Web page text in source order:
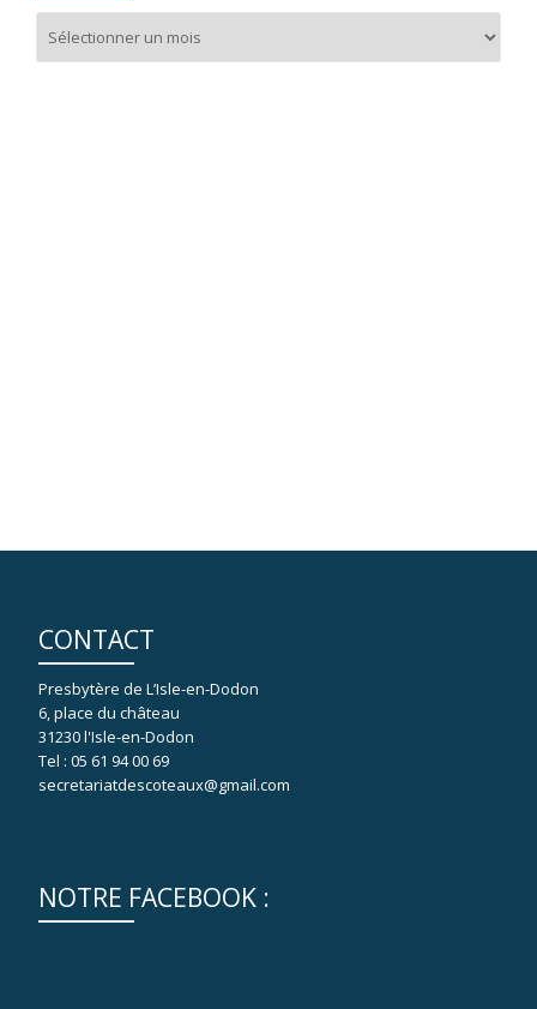
CONTACT
Presbytère de L’Isle-en-Dodon
6, place du château
31230 l'Isle-en-Dodon
Tel : 05 61 94 00 69
secretariatdescoteaux@gmail.com
NOTRE FACEBOOK :